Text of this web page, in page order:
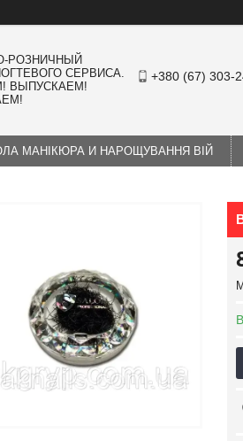
РОЗНИЧНЫЙ
СЕРВИСА.
ВЫПУСКАЕМ!
+380 (67) 303-
МАНІКЮРА И НАРОЩУВАННЯ ВІЙ